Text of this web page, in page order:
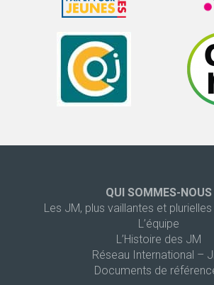
QUI SOMMES-NOUS
Les JM, plus vaillantes et
L’équipe
L’Histoire des JM
Réseau International –
Documents de